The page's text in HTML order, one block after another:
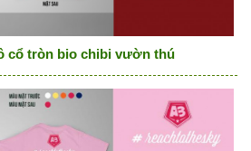
cổ tròn bio chibi vườn thú